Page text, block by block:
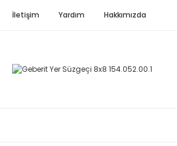
İletişim Yardım Hakkımızda